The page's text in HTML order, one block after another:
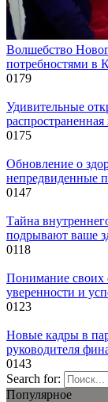
Волшебство
потребностями в
0179
Удивительные
0175
Обновление о
непредвиденные
0147
Тайна
подрывают ваше
0118
Понимание своих
уверенности и
0123
Новые кадры в
руководителя
0143
Search for:
Популярное